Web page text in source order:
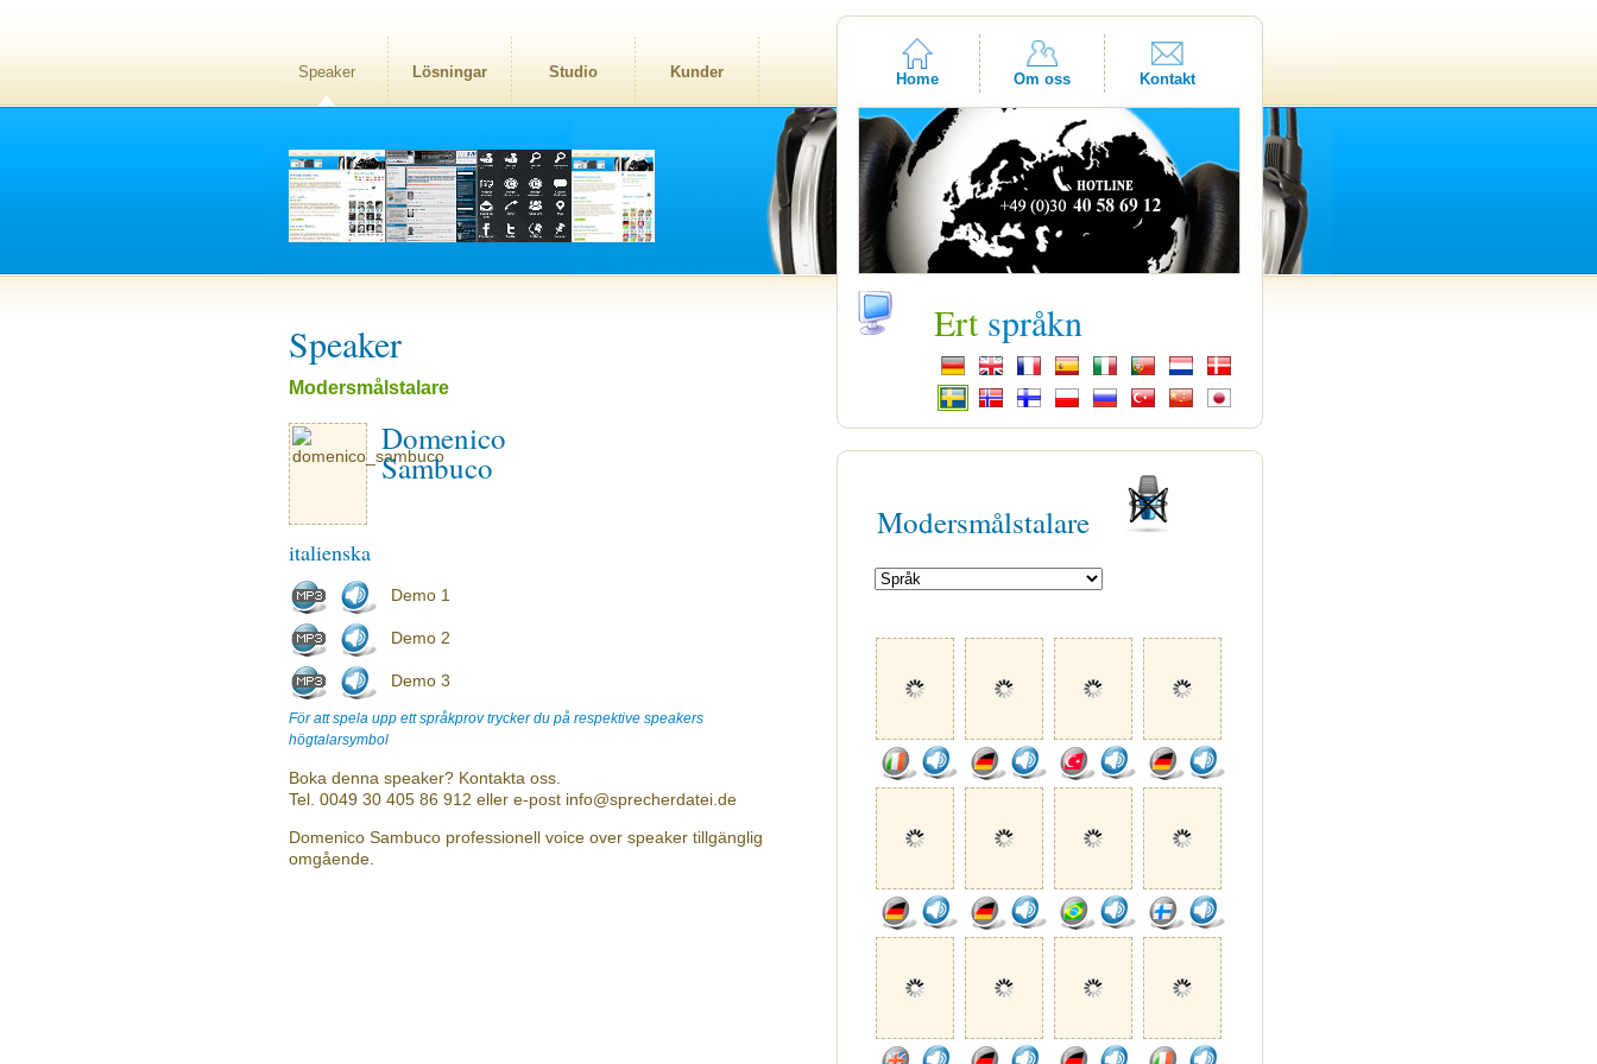
Speaker Lösningar Studio Kunder Home Om oss Kontakt
Speaker
Modersmålstalare
Domenico
Sambuco
italienska
Demo 1
Demo 2
Demo 3
För att spela upp ett språkprov trycker du på respektive speakers
högtalarsymbol
Boka denna speaker? Kontakta oss.
Tel. 0049 30 405 86 912 eller e-post info@sprecherdatei.de
Domenico Sambuco professionell voice over speaker tillgänglig
omgående.
Ert språkn
Modersmålstalare